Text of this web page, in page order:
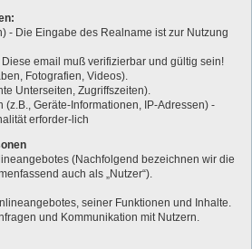
- Die Eingabe des Realname ist zur Nutzung
email muß verifizierbar und gültig sein!
Fotografien, Videos).
Unterseiten, Zugriffszeiten).
Geräte-Informationen, IP-Adressen) -
erforder-lich
(Nachfolgend bezeichnen wir die
auch als „Nutzer“).
seiner Funktionen und Inhalte.
und Kommunikation mit Nutzern.